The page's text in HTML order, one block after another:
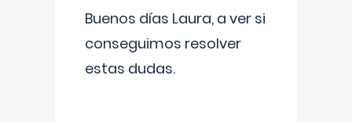
Buenos días Laura, a ver si
conseguimos resolver
estas dudas.